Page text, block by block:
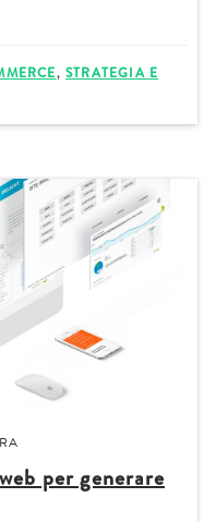
,STRATEGIA E
per generare